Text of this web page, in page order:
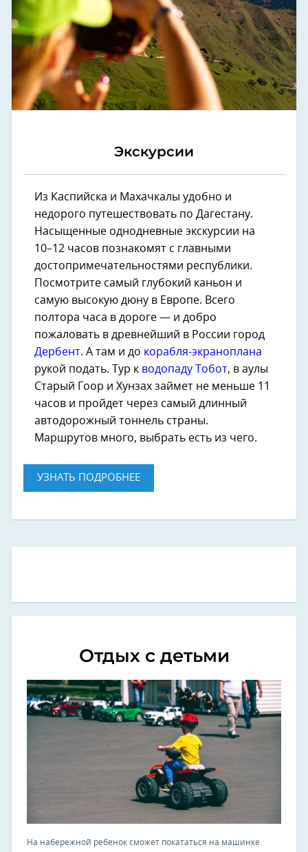
Экскурсии
Из Каспийска и Махачкалы удобно и
недорого путешествовать по Дагестану.
Насыщенные однодневные экскурсии на
10–12 часов познакомят с главными
достопримечательностями республики.
Посмотрите самый глубокий каньон и
самую высокую дюну в Европе. Всего
полтора часа в дороге — и добро
пожаловать в древнейший в России город
Дербент. А там и до корабля-экраноплана
рукой подать. Тур к водопаду Тобот, в аулы
Старый Гоор и Хунзах займет не меньше 11
часов и пройдет через самый длинный
автодорожный тоннель страны.
Маршрутов много, выбрать есть из чего.
УЗНАТЬ ПОДРОБНЕЕ
Отдых с детьми
На набережной ребенок сможет покататься на машинке.